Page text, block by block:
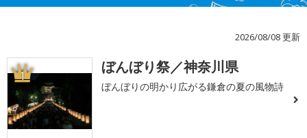
2026/08/08 更新
1 ぼんぼり祭／神奈川県
ぼんぼりの明かり広がる鎌倉の夏の風物詩